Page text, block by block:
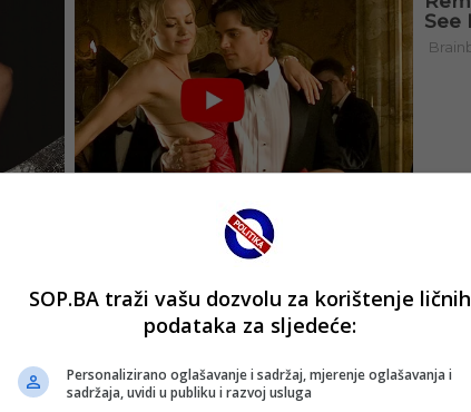
SOP.BA traži vašu dozvolu za korištenje ličnih
podataka za sljedeće:
Personalizirano oglašavanje i sadržaj, mjerenje oglašavanja i
sadržaja, uvidi u publiku i razvoj usluga